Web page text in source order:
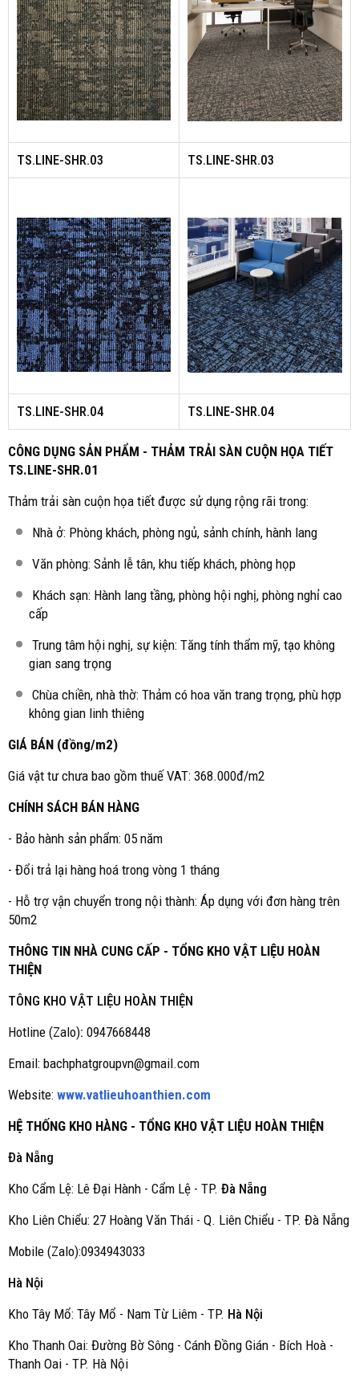
TS.LINE-SHR.03 TS.LINE-SHR.03
TS.LINE-SHR.04 TS.LINE-SHR.04
CÔNG DỤNG SẢN PHẨM - THẢM TRẢI SÀN CUỘN HỌA TIẾT
TS.LINE-SHR.01
Thảm trải sàn cuộn họa tiết được sử dụng rộng rãi trong:
Nhà ở: Phòng khách, phòng ngủ, sảnh chính, hành lang
Văn phòng: Sảnh lễ tân, khu tiếp khách, phòng họp
Khách sạn: Hành lang tầng, phòng hội nghị, phòng nghỉ cao
cấp
Trung tâm hội nghị, sự kiện: Tăng tính thẩm mỹ, tạo không
gian sang trọng
Chùa chiền, nhà thờ: Thảm có hoa văn trang trọng, phù hợp
không gian linh thiêng
GIÁ BÁN (đồng/m2)
Giá vật tư chưa bao gồm thuế VAT: 368.000đ/m2
CHÍNH SÁCH BÁN HÀNG
- Bảo hành sản phẩm: 05 năm
- Đổi trả lại hàng hoá trong vòng 1 tháng
- Hỗ trợ vận chuyển trong nội thành: Áp dụng với đơn hàng trên
50m2
THÔNG TIN NHÀ CUNG CẤP - TỔNG KHO VẬT LIỆU HOÀN
THIỆN
TÔNG KHO VẬT LIỆU HOÀN THIỆN
Hotline (Zalo): 0947668448
Email: bachphatgroupvn@gmail.com
Website: www.vatlieuhoanthien.com
HỆ THỐNG KHO HÀNG - TỔNG KHO VẬT LIỆU HOÀN THIỆN
Đà Nẵng
Kho Cẩm Lệ: Lê Đại Hành - Cẩm Lệ - TP. Đà Nẵng
Kho Liên Chiểu: 27 Hoàng Văn Thái - Q. Liên Chiểu - TP. Đà Nẵng
Mobile (Zalo):0934943033
Hà Nội
Kho Tây Mổ: Tây Mổ - Nam Từ Liêm - TP. Hà Nội
Kho Thanh Oai: Đường Bờ Sông - Cánh Đồng Gián - Bích Hoà -
Thanh Oai - TP. Hà Nội